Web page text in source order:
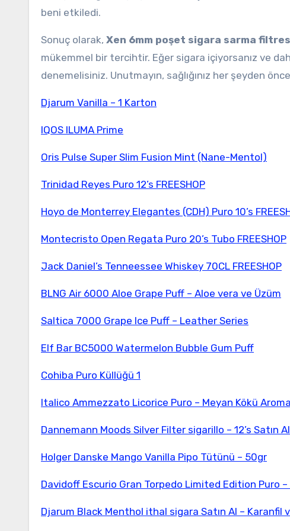
beni etkiledi.
Sonuç olarak, Xen 6mm poşet sigara sarma
mükemmel bir tercihtir. Eğer sigara içiyorsanız ve
denemelisiniz. Unutmayın, sağlığınız her şeyden
Djarum Vanilla – 1 Karton
IQOS ILUMA Prime
Oris Pulse Super Slim Fusion Mint (Nane-Mentol)
Trinidad Reyes Puro 12’s FREESHOP
Hoyo de Monterrey Elegantes (CDH) Puro 10’s
Montecristo Open Regata Puro 20’s Tubo FREESHOP
Jack Daniel’s Tenneessee Whiskey 70CL FREESHOP
BLNG Air 6000 Aloe Grape Puff – Aloe vera ve Üzüm
Saltica 7000 Grape Ice Puff – Leather Series
Elf Bar BC5000 Watermelon Bubble Gum Puff
Cohiba Puro Küllüğü 1
Italico Ammezzato Licorice Puro – Meyan Kökü
Dannemann Moods Silver Filter sigarillo – 12’s Satın Al
Holger Danske Mango Vanilla Pipo Tütünü – 50gr
Davidoff Escurio Gran Torpedo Limited Edition Puro –
Djarum Black Menthol ithal sigara Satın Al – Karanfil